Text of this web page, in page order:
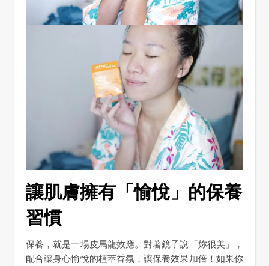
讓肌膚擁有「愉悅」的保養
習慣
保養，就是一場皮馬龍效應。對著鏡子說「妳很美」，
配合讓身心愉悅的植萃香氛，讓保養效果加倍！如果你